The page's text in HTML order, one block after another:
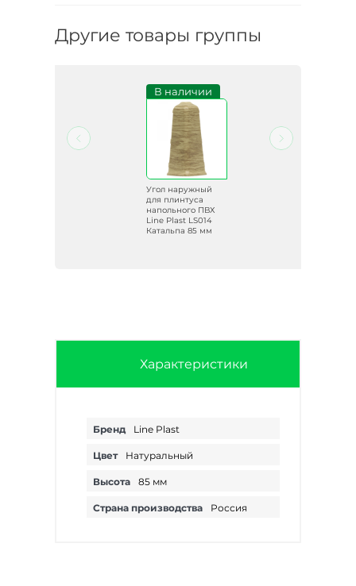
Другие товары группы
В наличии
Угол наружный
для плинтуса
напольного ПВХ
Line Plast LS014
Катальпа 85 мм
Характеристики
Бренд Line Plast
Цвет Натуральный
Высота 85 мм
Страна производства Россия